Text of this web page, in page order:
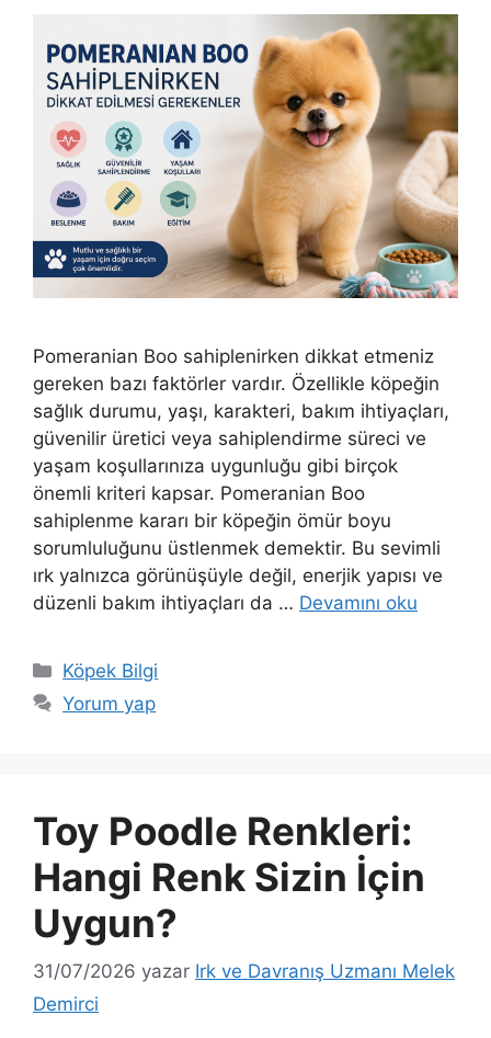
Pomeranian Boo sahiplenirken dikkat etmeniz
gereken bazı faktörler vardır. Özellikle köpeğin
sağlık durumu, yaşı, karakteri, bakım ihtiyaçları,
güvenilir üretici veya sahiplendirme süreci ve
yaşam koşullarınıza uygunluğu gibi birçok
önemli kriteri kapsar. Pomeranian Boo
sahiplenme kararı bir köpeğin ömür boyu
sorumluluğunu üstlenmek demektir. Bu sevimli
ırk yalnızca görünüşüyle değil, enerjik yapısı ve
düzenli bakım ihtiyaçları da … Devamını oku
Kategoriler
Köpek Bilgi
Yorum yap
Toy Poodle Renkleri:
Hangi Renk Sizin İçin
Uygun?
31/07/2026 yazar Irk ve Davranış Uzmanı Melek
Demirci